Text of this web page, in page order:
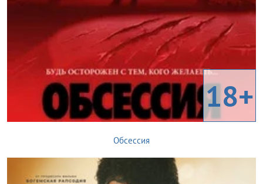
18+
Обсессия